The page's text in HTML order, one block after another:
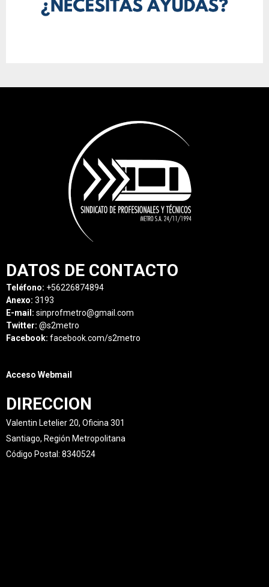
DATOS DE CONTACTO
Teléfono: +56226874894
Anexo: 3193
E-mail: sinprofmetro@gmail.com
Twitter: @s2metro
Facebook: facebook.com/s2metro
Acceso Webmail
DIRECCION
Valentin Letelier 20, Oficina 301
Santiago, Región Metropolitana
Código Postal: 8340524